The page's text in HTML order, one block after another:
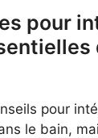
pour
pour
le bain,